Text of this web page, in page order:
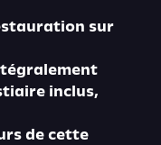
sur
inclus,
de cette